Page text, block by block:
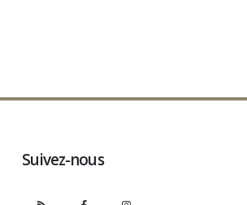
Suivez-nous